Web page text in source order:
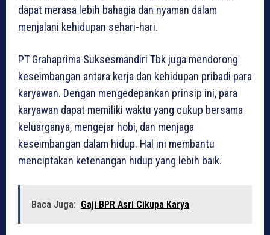
dapat merasa lebih bahagia dan nyaman dalam
menjalani kehidupan sehari-hari.
PT Grahaprima Suksesmandiri Tbk juga mendorong
keseimbangan antara kerja dan kehidupan pribadi para
karyawan. Dengan mengedepankan prinsip ini, para
karyawan dapat memiliki waktu yang cukup bersama
keluarganya, mengejar hobi, dan menjaga
keseimbangan dalam hidup. Hal ini membantu
menciptakan ketenangan hidup yang lebih baik.
Baca Juga: Gaji BPR Asri Cikupa Karya